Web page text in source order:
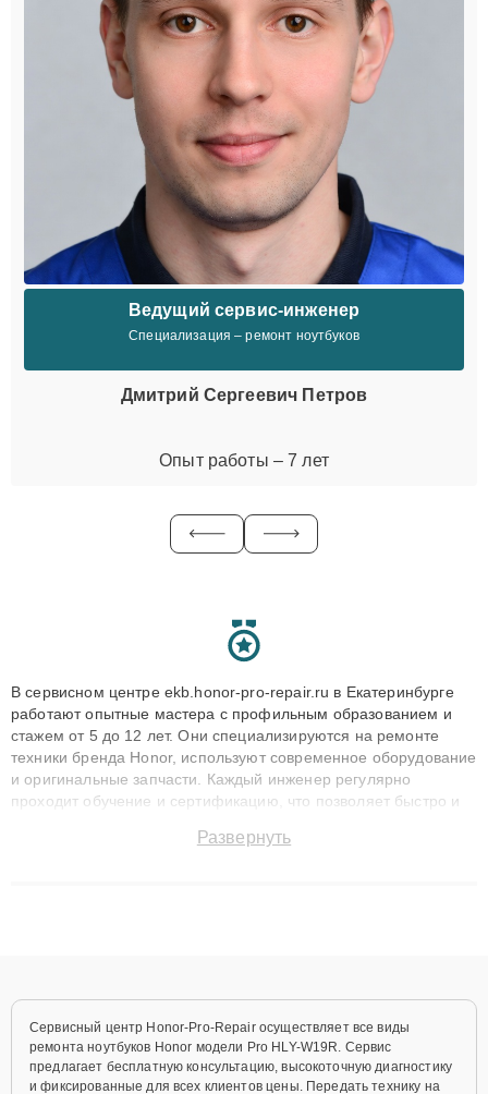
Ведущий сервис-инженер
Специализация – ремонт ноутбуков
Дмитрий Сергеевич Петров
Опыт работы – 7 лет
В сервисном центре ekb.honor-pro-repair.ru в Екатеринбурге
работают опытные мастера с профильным образованием и
стажем от 5 до 12 лет. Они специализируются на ремонте
техники бренда Honor, используют современное оборудование
и оригинальные запчасти. Каждый инженер регулярно
проходит обучение и сертификацию, что позволяет быстро и
сохранением гарантии до 3 лет. Наши мастера решают
Развернуть
Сервисный центр Honor-Pro-Repair осуществляет все виды
ремонта ноутбуков Honor модели Pro HLY-W19R. Сервис
предлагает бесплатную консультацию, высокоточную диагностику
и фиксированные для всех клиентов цены. Передать технику на